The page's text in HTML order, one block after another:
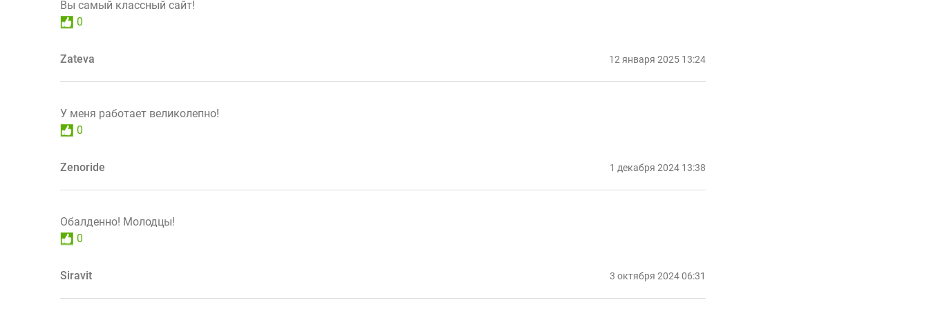
Вы самый классный сайт!
0
Zateva 12 января 2025 13:24
У меня работает великолепно!
0
Zenoride 1 декабря 2024 13:38
Обалденно! Молодцы!
0
Siravit 3 октября 2024 06:31